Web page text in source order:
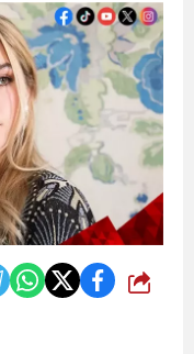
شارك